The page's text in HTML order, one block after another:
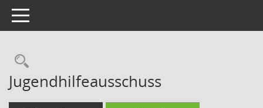
Toggle navigation
Rechercheauswahl
Jugendhilfeausschuss